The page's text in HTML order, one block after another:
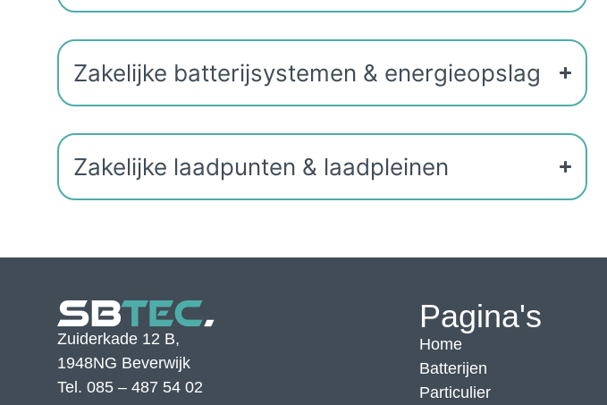
Zakelijke batterijsystemen & energieopslag
Zakelijke laadpunten & laadpleinen
Zuiderkade 12 B,
1948NG Beverwijk
Tel. 085 – 487 54 02
Pagina's
Home
Batterijen
Particulier